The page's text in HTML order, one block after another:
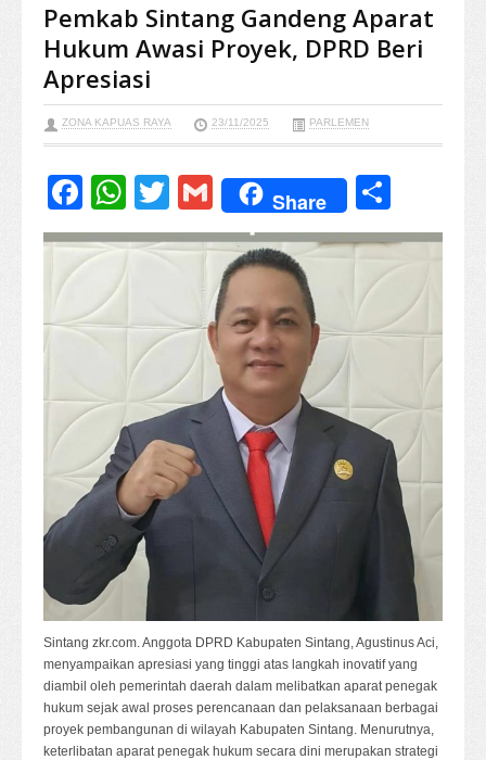
Pemkab Sintang Gandeng Aparat
Hukum Awasi Proyek, DPRD Beri
Apresiasi
ZONA KAPUAS RAYA 23/11/2025 PARLEMEN
Facebook
WhatsApp
TwitterGmail
Share
Sintang zkr.com. Anggota DPRD Kabupaten Sintang, Agustinus Aci,
menyampaikan apresiasi yang tinggi atas langkah inovatif yang
diambil oleh pemerintah daerah dalam melibatkan aparat penegak
hukum sejak awal proses perencanaan dan pelaksanaan berbagai
proyek pembangunan di wilayah Kabupaten Sintang. Menurutnya,
keterlibatan aparat penegak hukum secara dini merupakan strategi